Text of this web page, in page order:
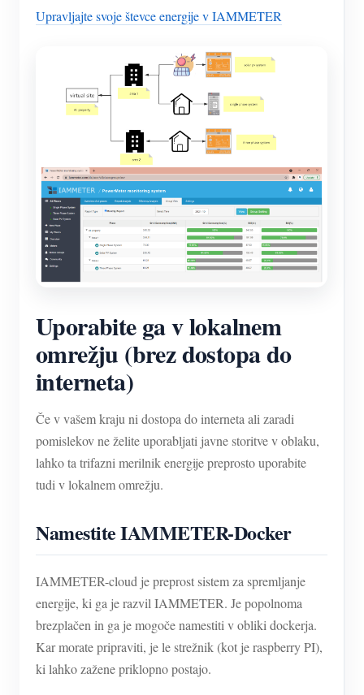
Upravljajte svoje števce energije v IAMMETER
Uporabite ga v lokalnem
omrežju (brez dostopa do
interneta)
Če v vašem kraju ni dostopa do interneta ali zaradi
pomislekov ne želite uporabljati javne storitve v oblaku,
lahko ta trifazni merilnik energije preprosto uporabite
tudi v lokalnem omrežju.
Namestite IAMMETER-Docker
IAMMETER-cloud je preprost sistem za spremljanje
energije, ki ga je razvil IAMMETER. Je popolnoma
brezplačen in ga je mogoče namestiti v obliki dockerja.
Kar morate pripraviti, je le strežnik (kot je raspberry PI),
ki lahko zažene priklopno postajo.